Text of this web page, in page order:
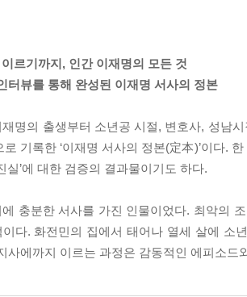
르기까지, 인간 이재명의 모든 것
터뷰를 통해 완성된 이재명 서사의 정본
재명의 출생부터 소년공 시절, 변호사, 성남
기록한 ‘이재명 서사의 정본(定本)’이다.
실’에 대한 검증의 결과물이기도 하다.
충분한 서사를 가진 인물이었다. 최악의
다. 화전민의 집에서 태어나 열세 살에 소
사에까지 이르는 과정은 감동적인 에피소드